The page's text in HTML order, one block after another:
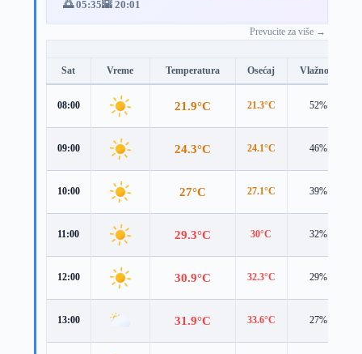
🌅 05:35🌇 20:01
Prevucite za više →
Sat Vreme Temperatura Osećaj Vlažnost
08:00 21.9°C 21.3°C 52%
09:00 24.3°C 24.1°C 46%
10:00 27°C 27.1°C 39%
11:00 29.3°C 30°C 32%
12:00 30.9°C 32.3°C 29%
13:00 31.9°C 33.6°C 27%